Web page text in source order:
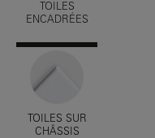
TOILES
ENCADRÉES
TOILES SUR
CHÂSSIS